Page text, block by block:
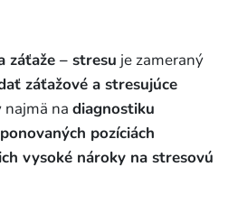
záťaže – stresu je zameraný
záťažové a stresujúce
najmä na diagnostiku
pozíciách
vysoké nároky na stresovú